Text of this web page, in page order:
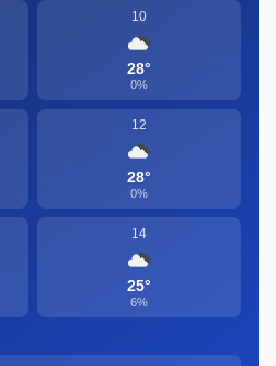
10
28°
0%
12
28°
0%
14
25°
6%